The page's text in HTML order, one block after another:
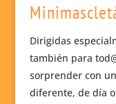
Dirigidas
también para
sorprender con
diferente, de día